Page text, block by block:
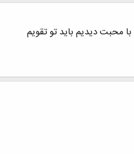
محبت دیدیم باید تو تقویم